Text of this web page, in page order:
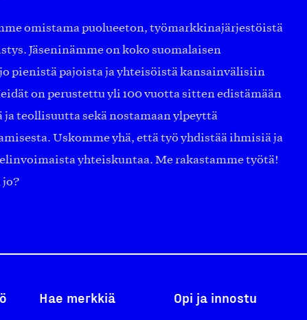
omistama puolueeton, työmarkkinajärjestöistä
Jäseninämme on koko suomalaisen
pienistä pajoista ja yhteisöistä kansainvälisiin
on perustettu yli 100 vuotta sitten edistämään
ja teollisuutta sekä nostamaan ylpeyttä
Uskomme yhä, että työ yhdistää ihmisiä ja
elinvoimaista yhteiskuntaa. Me rakastamme työtä!
jo?
Hae merkkiä Opi ja innostu